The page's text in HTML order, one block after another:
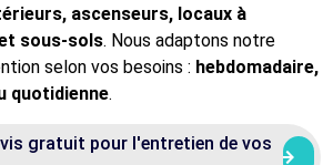
ascenseurs, locaux à
sous-sols. Nous adaptons notre
selon vos besoins : hebdomadaire,
quotidienne.
gratuit pour l'entretien de vos
arrow_right_alt arrow_right_alt